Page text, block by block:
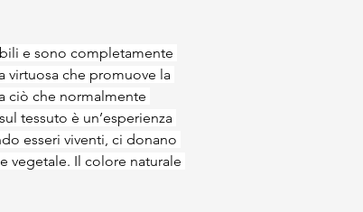
e sono completamente
virtuosa che promuove la
ciò che normalmente
tessuto è un’esperienza
esseri viventi, ci donano
vegetale. Il colore naturale